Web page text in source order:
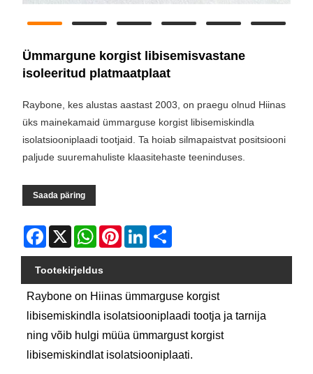
Ümmargune korgist libisemisvastane
isoleeritud platmaatplaat
Raybone, kes alustas aastast 2003, on praegu olnud Hiinas
üks mainekamaid ümmarguse korgist libisemiskindla
isolatsiooniplaadi tootjaid. Ta hoiab silmapaistvat positsiooni
paljude suuremahuliste klaasitehaste teeninduses.
Saada päring
Facebook
X WhatsAppPinterestLinkedIn
Tootekirjeldus
Raybone on Hiinas ümmarguse korgist
libisemiskindla isolatsiooniplaadi tootja ja tarnija
ning võib hulgi müüa ümmargust korgist
libisemiskindlat isolatsiooniplaati.